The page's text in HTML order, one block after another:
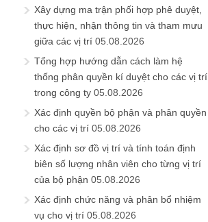
Xây dựng ma trận phối hợp phê duyệt,
thực hiện, nhận thông tin và tham mưu
giữa các vị trí 05.08.2026
Tổng hợp hướng dẫn cách làm hệ
thống phân quyền kí duyệt cho các vị trí
trong công ty 05.08.2026
Xác định quyền bộ phận và phân quyền
cho các vị trí 05.08.2026
Xác định sơ đồ vị trí và tính toán định
biên số lượng nhân viên cho từng vị trí
của bộ phận 05.08.2026
Xác định chức năng và phân bổ nhiệm
vụ cho vị trí 05.08.2026